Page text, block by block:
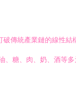
傳統產業鏈的線性結
糖、肉、奶、酒等